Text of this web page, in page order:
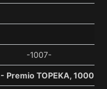
-1007-
Premio TOPEKA, 1000